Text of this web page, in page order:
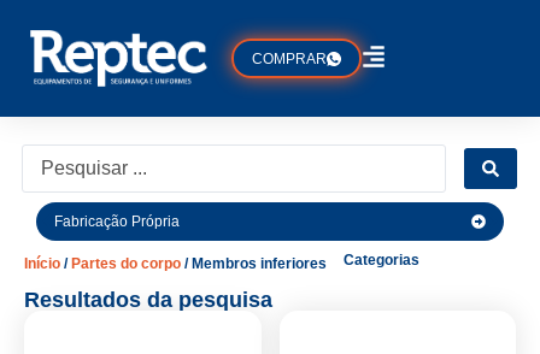
COMPRAR
Fabricação Própria
Início / Partes do corpo / Membros inferiores Categorias
Resultados da pesquisa